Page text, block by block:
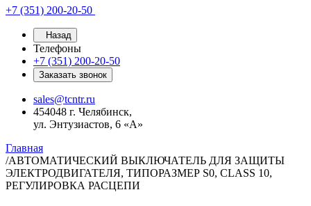
+7 (351) 200-20-50
Назад
Телефоны
+7 (351) 200-20-50
Заказать звонок
sales@tcntr.ru
454048 г. Челябинск,
ул. Энтузиастов, 6 «А»
Главная
/АВТОМАТИЧЕСКИЙ ВЫКЛЮЧАТЕЛЬ ДЛЯ ЗАЩИТЫ
ЭЛЕКТРОДВИГАТЕЛЯ, ТИПОРАЗМЕР S0, CLASS 10,
РЕГУЛИРОВКА РАСЦЕПИ